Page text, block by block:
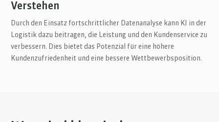
Verstehen
Durch den Einsatz fortschrittlicher Datenanalyse kann KI in der
Logistik dazu beitragen, die Leistung und den Kundenservice zu
verbessern. Dies bietet das Potenzial für eine höhere
Kundenzufriedenheit und eine bessere Wettbewerbsposition.